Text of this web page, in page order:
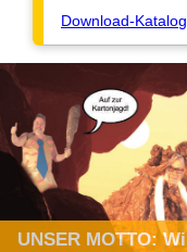
Download-Katalog